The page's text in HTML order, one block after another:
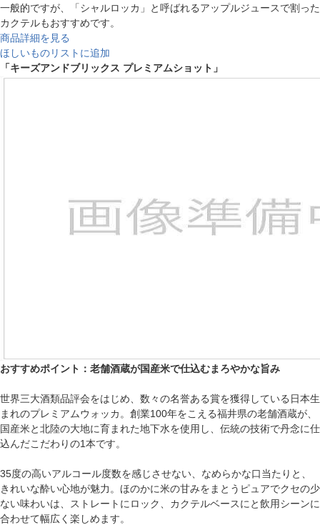
一般的ですが、「シャルロッカ」と呼ばれるアップルジュースで割った
カクテルもおすすめです。
商品詳細を見る
ほしいものリストに追加
「キーズアンドブリックス プレミアムショット」
おすすめポイント：老舗酒蔵が国産米で仕込むまろやかな旨み
世界三大酒類品評会をはじめ、数々の名誉ある賞を獲得している日本生
まれのプレミアムウォッカ。創業100年をこえる福井県の老舗酒蔵が、
国産米と北陸の大地に育まれた地下水を使用し、伝統の技術で丹念に仕
込んだこだわりの1本です。
35度の高いアルコール度数を感じさせない、なめらかな口当たりと、
きれいな酔い心地が魅力。ほのかに米の甘みをまとうピュアでクセの少
ない味わいは、ストレートにロック、カクテルベースにと飲用シーンに
合わせて幅広く楽しめます。